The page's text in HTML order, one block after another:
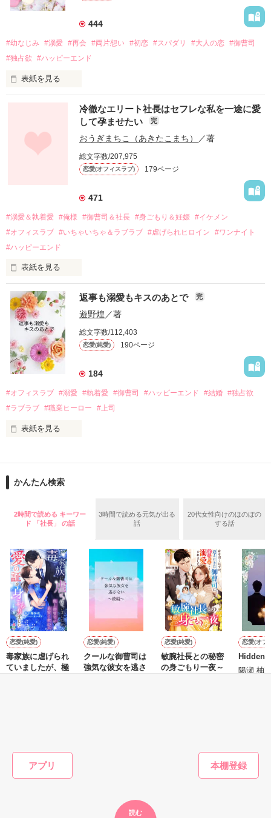
アプリ
読む
444
#幼なじみ #溺愛 #再会 #両片想い #初恋 #スパダリ #大人の恋 #御曹司
#独占欲
#ハッピーエンド
表紙を見る
幼なじみの哲平に淡い恋心を抱いていた美桜。
しかし、ある出来事をきっかけに二人の関係は壊れてしまう。
関係修復もできないまま、美桜は両親の離婚によって
引っ越すことになり、哲平とも離れ離れになった。
それから約十二年後。
過去の傷から、二度と会いたくないと思っていた哲平に
運命のような再会を果たす。
酔った勢いで一夜を共にしてしまった。
さらに、美桜が初めてだと知った哲平は
『責任をとる、結婚しよう』と真っ直ぐに告げてきた。
戸惑う美桜とは裏腹に、好きという気持ちを隠すことなく
甘やかしてくる。
そんなある日、哲平は美桜がストーカー被害に
遭っていることを知る。
美桜を守るため、哲平は同居を提案してきて――。
夏木美桜(なつきみお)
鳴海哲平 (なるみてっぺい)
2026.6.5～2026.7.25
＊以前、公開していた話の改稿版です＊
作品を読む
冷徹なエリート社長はセフレな私を一途に愛
して孕ませたい
完
おうぎまちこ（あきたこまち） ／著
総文字数/207,975
恋愛(オフィスラブ) 179ページ
471
#溺愛＆執着愛 #俺様 #御曹司＆社長 #身ごもり＆妊娠 #イケメン
#オフィスラブ #いちゃいちゃ＆ラブラブ #虐げられヒロイン
#ワンナイト
#ハッピーエンド
表紙を見る
おかしな噂を流されて前の職場でうまくいかなかった梅田美
桜は、海外で傷心旅行をしていたところ、日本人美青年と出会
い、酒の勢いもあり一夜限りの関係となる。
帰国後、美桜は新しい職場でワンナイトした美青年と再会。
なんと彼の正体は、とある財閥御曹司にも関わらず、一族を離
れて起業した新進気鋭の実業家、社内でも冷徹だと評判な社長
――御影恭司その人だったのだ――！
なぜか恭司から飼い猫の世話係を命じられた美桜は、猫の世
の関係となってしまい――？
返事も溺愛もキスのあとで 完
遊野煌／著
総文字数/112,403
恋愛(純愛) 190ページ
184
#オフィスラブ #溺愛 #執着愛 #御曹司 #ハッピーエンド #結婚 #独占欲
#ラブラブ #職業ヒーロー #上司
表紙を見る
ションの企画戦略室で働いている。
めた、同期で恋人の石垣守（26）がいるのだが、後輩の姫原由
いた。
守と由羅から『便利屋雛子』と馬鹿にされ、一人こっそり泣い
た上、同居まで提案してきて──？
鷹哉『宜しくな、俺の雛子』🦅
雛子『俺の……ひぃ、雛子？！！！』🐥
シゴデキで冷徹な上司が見せる素顔は、なぜか想像以上に甘く
て……🐥💓🦅
※表紙も作中使用の画像も全てフリー素材です。
※執筆期間2026.6.3〜7.20完結です。
かんたん検索
2時間で読める キーワー
ド 「社長」 の話
3時間で読める元気が出る
話
20代女性向けのほのぼの
する話
恋愛(純愛)
毒家族に虐げられ
ていましたが、極
恋愛(純愛)
クールな御曹司は
強気な彼女を逃さ
恋愛(純愛)
敏腕社長との秘密
の身ごもり一夜～
恋愛(オフ
Hidden
陽瀬 柚
かんたん検索の条件を変える